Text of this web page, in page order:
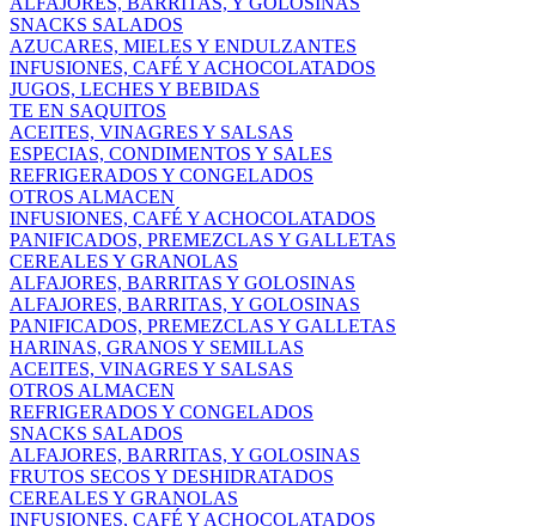
SNACKS SALADOS
AZUCARES, MIELES Y ENDULZANTES
INFUSIONES, CAFÉ Y ACHOCOLATADOS
JUGOS, LECHES Y BEBIDAS
TE EN SAQUITOS
ACEITES, VINAGRES Y SALSAS
ESPECIAS, CONDIMENTOS Y SALES
REFRIGERADOS Y CONGELADOS
OTROS ALMACEN
INFUSIONES, CAFÉ Y ACHOCOLATADOS
PANIFICADOS, PREMEZCLAS Y GALLETAS
CEREALES Y GRANOLAS
ALFAJORES, BARRITAS Y GOLOSINAS
ALFAJORES, BARRITAS, Y GOLOSINAS
PANIFICADOS, PREMEZCLAS Y GALLETAS
HARINAS, GRANOS Y SEMILLAS
ACEITES, VINAGRES Y SALSAS
OTROS ALMACEN
REFRIGERADOS Y CONGELADOS
SNACKS SALADOS
ALFAJORES, BARRITAS, Y GOLOSINAS
FRUTOS SECOS Y DESHIDRATADOS
CEREALES Y GRANOLAS
INFUSIONES, CAFÉ Y ACHOCOLATADOS